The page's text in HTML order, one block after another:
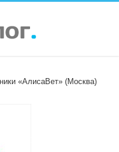
«АлисаВет» (Москва)